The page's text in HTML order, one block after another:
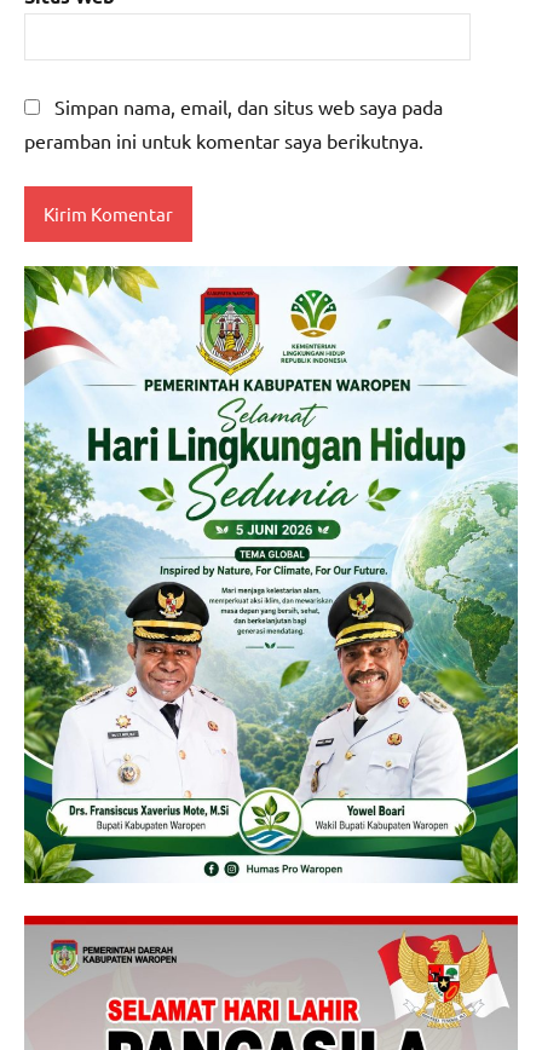
Simpan nama, email, dan situs web saya pada
peramban ini untuk komentar saya berikutnya.